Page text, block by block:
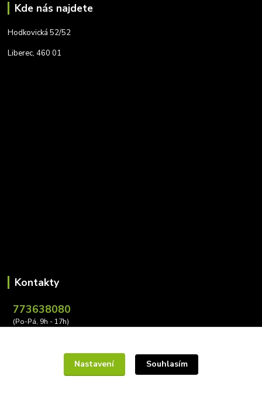
Kde nás najdete
Hodkovická 52/52
Liberec, 460 01
Kontakty
773638080
(Po-Pá, 9h - 17h)
Nastavení Souhlasím